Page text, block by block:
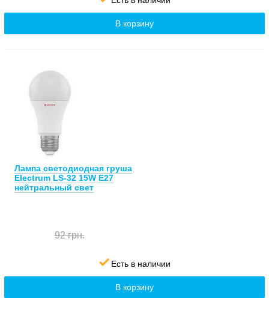
В корзину
Лампа светодиодная груша
Electrum LS-32 15W E27
нейтральный свет
92 грн.
Есть в наличии
В корзину